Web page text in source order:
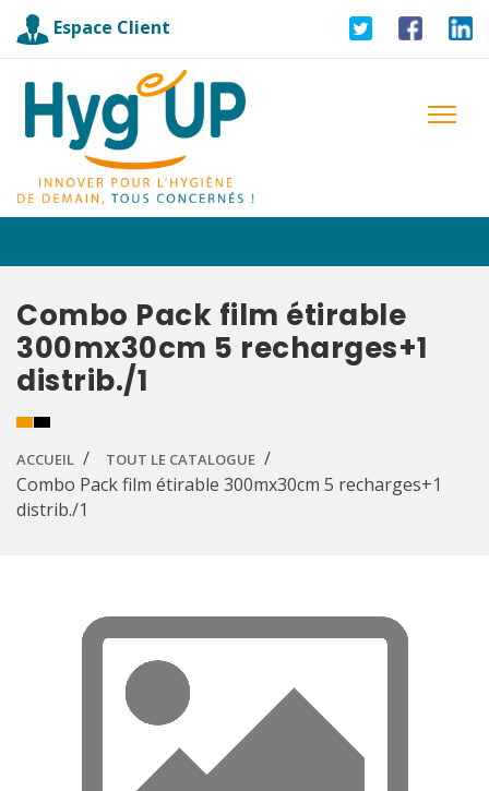
Espace Client
Combo Pack film étirable
300mx30cm 5 recharges+1
distrib./1
ACCUEIL TOUT LE CATALOGUE
Combo Pack film étirable 300mx30cm 5 recharges+1
distrib./1